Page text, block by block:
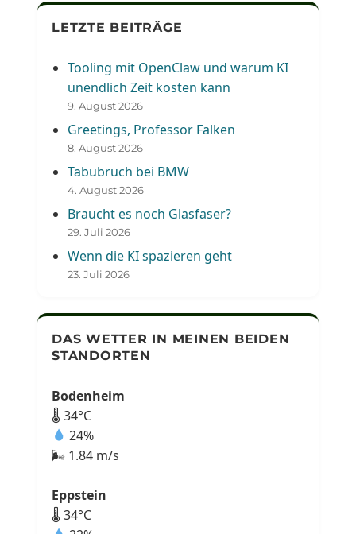
LETZTE BEITRÄGE
Tooling mit OpenClaw und warum KI
unendlich Zeit kosten kann
9. August 2026
Greetings, Professor Falken
8. August 2026
Tabubruch bei BMW
4. August 2026
Braucht es noch Glasfaser?
29. Juli 2026
Wenn die KI spazieren geht
23. Juli 2026
DAS WETTER IN MEINEN BEIDEN
STANDORTEN
Bodenheim
🌡 34°C
24%
🌬 1.84 m/s
Eppstein
🌡 34°C